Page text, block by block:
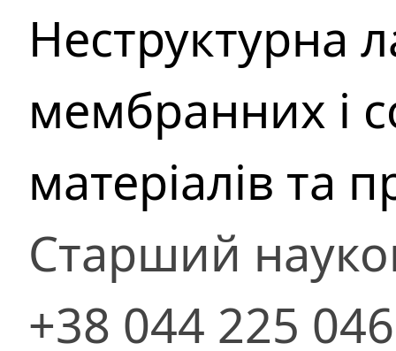
Неструктурна
мембранних і
матеріалів та
Старший
+38 044 225